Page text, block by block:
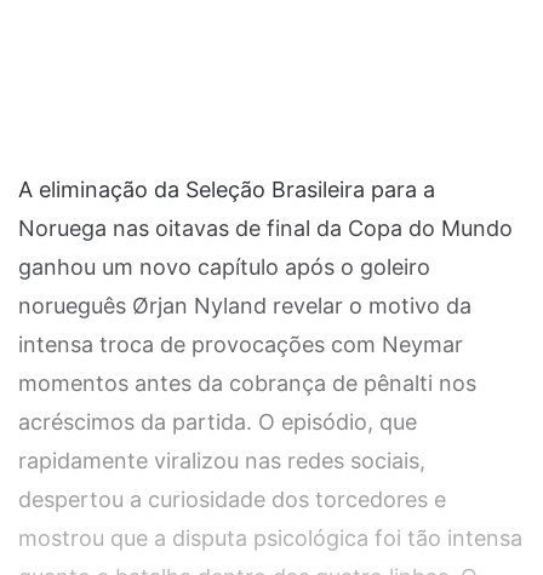
A eliminação da Seleção Brasileira para a
Noruega nas oitavas de final da Copa do Mundo
ganhou um novo capítulo após o goleiro
norueguês Ørjan Nyland revelar o motivo da
intensa troca de provocações com Neymar
momentos antes da cobrança de pênalti nos
acréscimos da partida. O episódio, que
rapidamente viralizou nas redes sociais,
despertou a curiosidade dos torcedores e
mostrou que a disputa psicológica foi tão intensa